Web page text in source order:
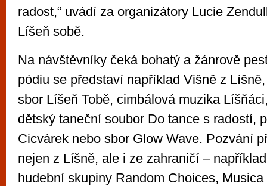
radost,“ uvádí za organizátory Lucie
Líšeň sobě.
Na návštěvníky čeká bohatý a žánrově
pódiu se představí například Višně z
sbor Líšeň Tobě, cimbálová muzika
dětský taneční soubor Do tance s radostí,
Cicvárek nebo sbor Glow Wave. Pozvání
nejen z Líšně, ale i ze zahraničí –
hudební skupiny Random Choices,